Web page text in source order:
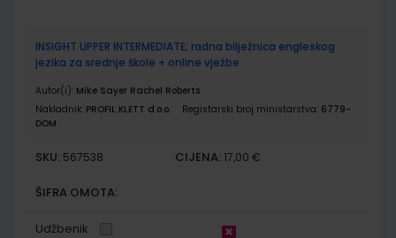
INSIGHT UPPER INTERMEDIATE; radna bilježnica engleskog
jezika za srednje škole + online vježbe
Autor(i): Mike Sayer Rachel Roberts
Nakladnik: PROFIL KLETT d.o.o. Registarski broj ministarstva: 6779-
DOM
SKU: 567538 CIJENA: 17,00 €
ŠIFRA OMOTA:
Udžbenik